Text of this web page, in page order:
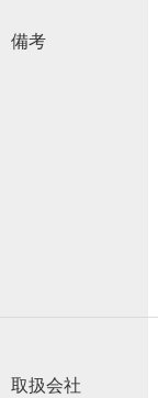
備考
取扱会社